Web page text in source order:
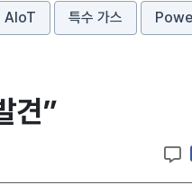
AIoT 특수 가스
견”